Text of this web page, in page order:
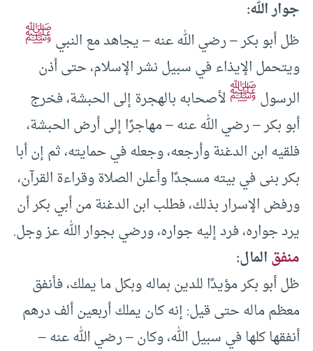
جوار الله:
ظل أبو بكر – رضي الله عنه – يجاهد مع النبيﷺ
ويتحمل الإيذاء في سبيل نشر الإسلام، حتى أذن
الرسولﷺلأصحابه بالهجرة إلى الحبشة، فخرج
أبو بكر – رضي الله عنه – مهاجرًا إلى أرض الحبشة،
فلقيه ابن الدغنة وأرجعه، وجعله في حمايته، ثم إن أبا
بكر بنى في بيته مسجدًا وأعلن الصلاة وقراءة القرآن،
ورفض الإسرار بذلك، فطلب ابن الدغنة من أبي بكر أن
يرد جواره، فرد إليه جواره، ورضي بجوار الله عز وجل.
منفقالمال:
ظل أبو بكر مؤيدًا للدين بماله وبكل ما يملك، فأنفق
معظم ماله حتى قيل: إنه كان يملك أربعين ألف درهم
أنفقها كلها في سبيل الله، وكان – رضي الله عنه –